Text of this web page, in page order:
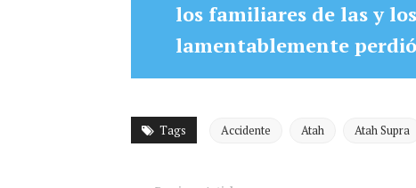
los familiares de las y
lamentablemente perdió
Tags Accidente Atah Atah Supra